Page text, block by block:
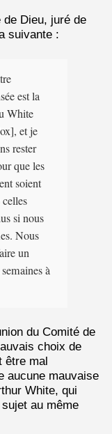
de Dieu, juré de
suivante :
est la
White
et je
rester
que les
soient
si nous
Nous
un
à
du Comité de
choix de
être mal
aucune mauvaise
White, qui
au même